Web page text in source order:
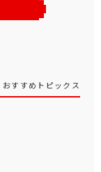
おすすめトピックス